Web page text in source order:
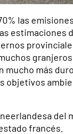
las
estimaciones
mucho más
objetivos
del
francés.